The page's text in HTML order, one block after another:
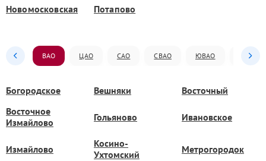
Новомосковская
Потапово
ВАО ЦАО САО СВАО ЮВАО ЮАО
Богородское Вешняки
Восточный
Восточное
Измайлово
Гольяново Ивановское
Измайлово
Косино-
Ухтомский
Метрогородок